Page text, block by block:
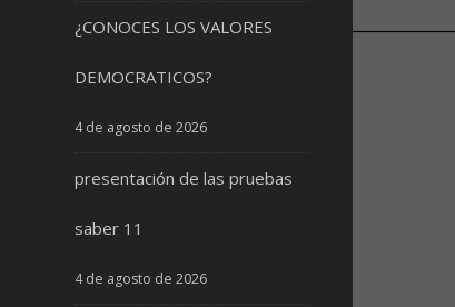
¿CONOCES LOS VALORES
DEMOCRATICOS?
4 de agosto de 2026
presentación de las pruebas
saber 11
4 de agosto de 2026